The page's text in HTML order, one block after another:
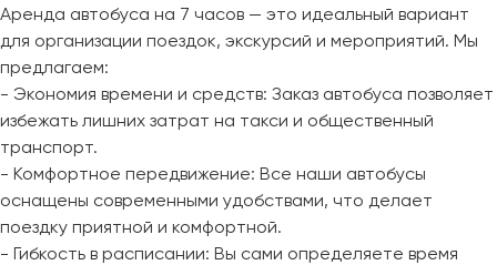
Аренда автобуса на 7 часов — это идеальный вариант
для организации поездок, экскурсий и мероприятий. Мы
предлагаем:
- Экономия времени и средств: Заказ автобуса позволяет
избежать лишних затрат на такси и общественный
транспорт.
- Комфортное передвижение: Все наши автобусы
оснащены современными удобствами, что делает
поездку приятной и комфортной.
- Гибкость в расписании: Вы сами определяете время